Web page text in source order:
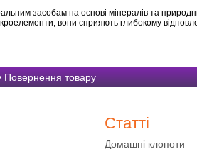
засобам на основі мінералів та
вони сприяють глибокому
Повернення товару
Статті
Домашні клопоти